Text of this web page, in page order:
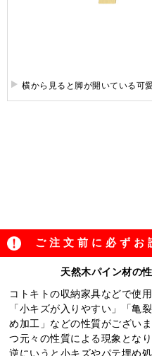
横から見ると脚が開いている可
ご注文前に必ずお
天然木パイン材の
コトキトの収納家具などで使
「小キズが入りやすい」「亀
め加工」などの性質がござい
つ元々の性質による現象となり
逆にいうと小キズやパテ埋め